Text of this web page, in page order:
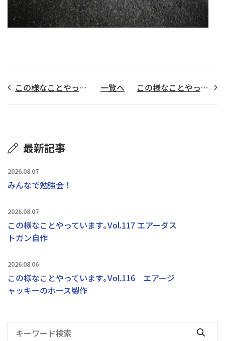
この様なことやっています｡Vol.62 据置マシーン 一覧へ この様なことやっています｡Vol.64 パワーショベル高圧ホース
最新記事
2026.08.07
みんなで勉強会！
2026.08.07
この様なことやっています｡Vol.117 エアーダス
トガン自作
2026.08.06
この様なことやっています｡Vol.116 エアージ
ャッキーのホース製作